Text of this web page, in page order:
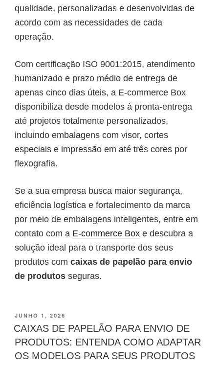
qualidade, personalizadas e desenvolvidas de
acordo com as necessidades de cada
operação.
Com certificação ISO 9001:2015, atendimento
humanizado e prazo médio de entrega de
apenas cinco dias úteis, a E-commerce Box
disponibiliza desde modelos à pronta-entrega
até projetos totalmente personalizados,
incluindo embalagens com visor, cortes
especiais e impressão em até três cores por
flexografia.
Se a sua empresa busca maior segurança,
eficiência logística e fortalecimento da marca
por meio de embalagens inteligentes, entre em
contato com a E-commerce Box e descubra a
solução ideal para o transporte dos seus
produtos com caixas de papelão para envio
de produtos seguras.
JUNHO 1, 2026
CAIXAS DE PAPELÃO PARA ENVIO DE
PRODUTOS: ENTENDA COMO ADAPTAR
OS MODELOS PARA SEUS PRODUTOS